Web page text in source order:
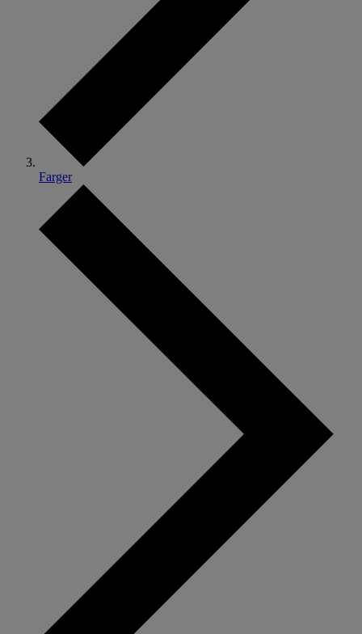
Farger